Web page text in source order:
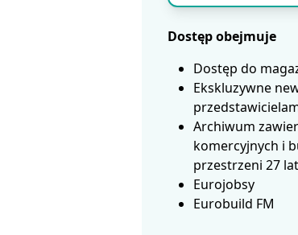
Dostęp obejmuje
Dostęp do
Ekskluzywne
Archiwum
komercyjnych i
przestrzeni 27
Eurojobsy
Eurobuild FM